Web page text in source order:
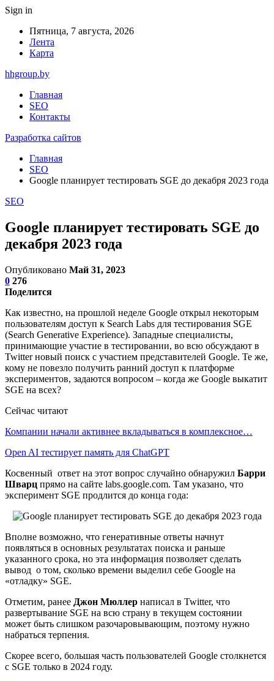
Sign in
Пятница, 7 августа, 2026
Лента
Карта
hhgroup.by
Главная
SEO
Контакты
Разработка сайтов
Главная
SEO
Google планирует тестировать SGE до декабря 2023 года
SEO
Google планирует тестировать SGE до
декабря 2023 года
Опубликовано Май 31, 2023
0 276
Поделится
Как известно, на прошлой неделе Google открыл некоторым
пользователям доступ к Search Labs для тестирования SGE
(Search Generative Experience). Западные специалисты,
принимающие участие в тестировании, во всю обсуждают в
Twitter новый поиск с участием представителей Google. Те же,
кому не повезло получить ранний доступ к платформе
экспериментов, задаются вопросом – когда же Google выкатит
SGE на всех?
Сейчас читают
Компании начали активнее вкладываться в комплексное…
Open AI тестирует память для ChatGPT
Косвенный ответ на этот вопрос случайно обнаружил Барри
Шварц прямо на сайте labs.google.com. Там указано, что
эксперимент SGE продлится до конца года:
Вполне возможно, что генеративные ответы начнут
появляться в основных результатах поиска и раньше
указанного срока, но эта информация позволяет сделать
вывод о том, сколько времени выделил себе Google на
«отладку» SGE.
Отметим, ранее Джон Мюллер написал в Twitter, что
развертывание SGE на всю страну в текущем состоянии
может быть слишком разочаровывающим, поэтому нужно
набраться терпения.
Скорее всего, большая часть пользователей Google столкнется
с SGE только в 2024 году.